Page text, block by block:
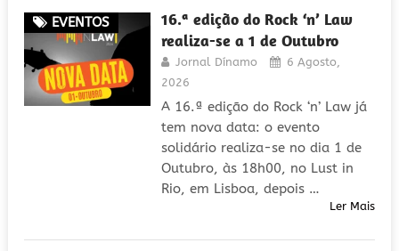
EVENTOS
16.ª edição do Rock ‘n’ Law
realiza-se a 1 de Outubro
Jornal Dínamo
6 Agosto,
2026
A 16.ª edição do Rock ‘n’ Law já
tem nova data: o evento
solidário realiza-se no dia 1 de
Outubro, às 18h00, no Lust in
Rio, em Lisboa, depois …
Ler Mais